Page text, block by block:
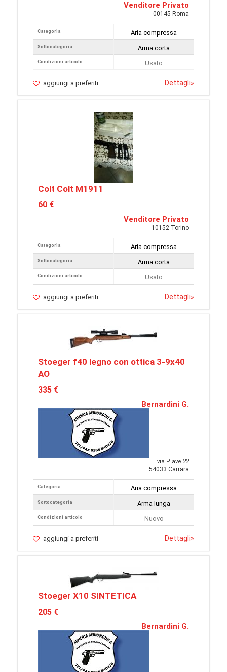
Venditore Privato
00145 Roma
Categoria
Sottocategoria
Condizioni articolo
Aria compressa
Arma corta
Usato
aggiungi a preferiti Dettagli»
Colt Colt M1911
60 €
Venditore Privato
10152 Torino
Categoria
Sottocategoria
Condizioni articolo
Aria compressa
Arma corta
Usato
aggiungi a preferiti Dettagli»
Stoeger f40 legno con ottica 3-9x40
AO
335 €
Bernardini G.
via Piave 22
54033 Carrara
Categoria
Sottocategoria
Condizioni articolo
Aria compressa
Arma lunga
Nuovo
aggiungi a preferiti Dettagli»
Stoeger X10 SINTETICA
205 €
Bernardini G.